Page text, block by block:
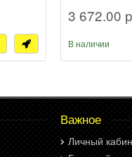
чёрный (1/6)
3 672.00
В наличии
Важное
Личный